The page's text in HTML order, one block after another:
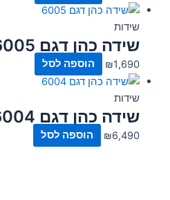
שידות
שידה כהן דגם 6005
₪1,690 הוספה לסל
שידות
שידה כהן דגם 6004
₪6,490 הוספה לסל